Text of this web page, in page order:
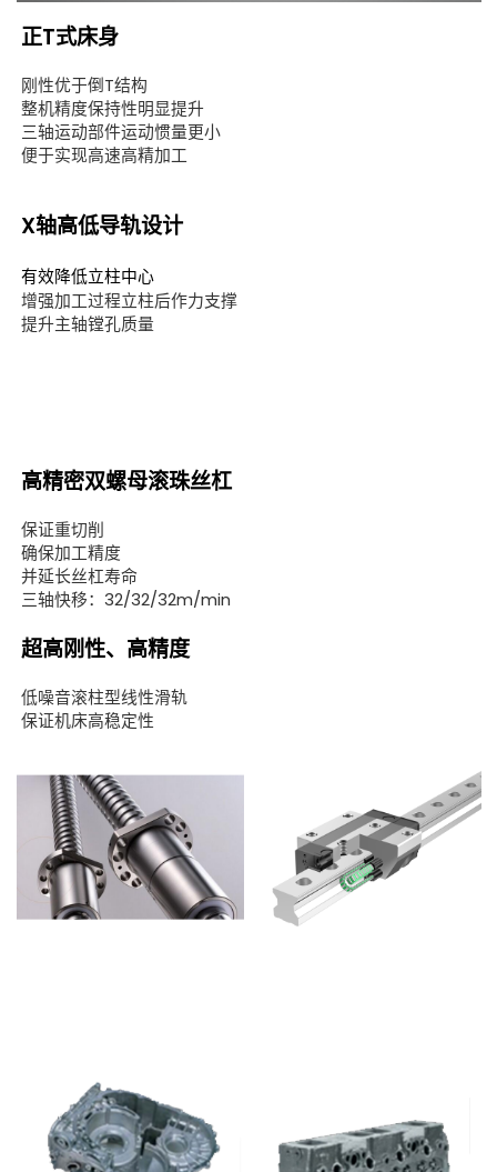
正T式床身
刚性优于倒T结构
整机精度保持性明显提升
三轴运动部件运动惯量更小
便于实现高速高精加工
X轴高低导轨设计
有效降低立柱中心
增强加工过程立柱后作力支撑
提升主轴镗孔质量
高精密双螺母滚珠丝杠
保证重切削
确保加工精度
并延长丝杠寿命
三轴快移：32/32/32m/min
超高刚性、高精度
低噪音滚柱型线性滑轨
保证机床高稳定性